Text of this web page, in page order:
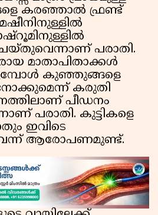
കരഞ്ഞാൽ ഫ്രണ്ട്
പരാതി.
മാതാപിതാക്കൾ
കുഞ്ഞുങ്ങളെ
കരുതി
പീഡനം
പരാതി. കുട്ടികളെ
ഇവിടെ
ആരോപണമുണ്ട്.